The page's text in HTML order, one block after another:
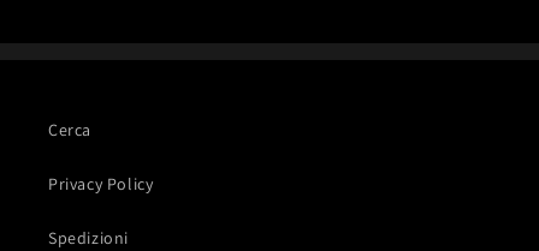
Cerca
Privacy Policy
Spedizioni